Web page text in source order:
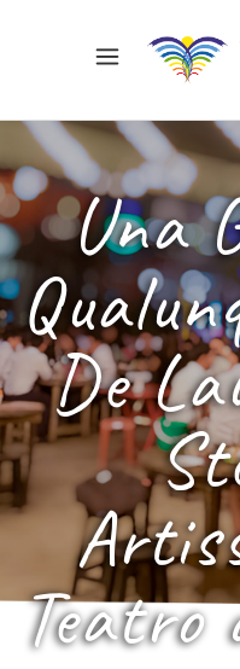
Una
De
Teatro